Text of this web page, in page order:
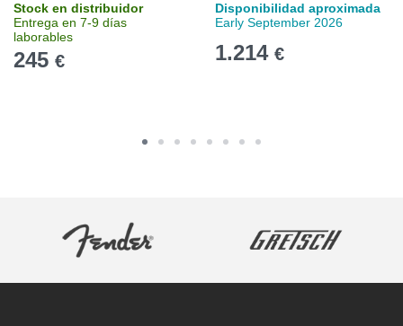
Stock en distribuidor
Entrega en 7-9 días
laborables
245 €
Disponibilidad aproximada
Early September 2026
1.214 €